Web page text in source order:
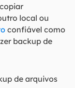
local ou
confiável como
backup de
de arquivos